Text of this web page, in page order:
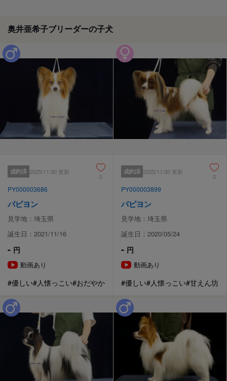
奥井亜希子ブリーダーの子犬
成約済 2025/11/30 更新
0
PY000003686
パピヨン
見学地：埼玉県
誕生日：2021/11/16
- 円
動画あり
#優しい#人懐っこい#おだやか
成約済 2025/11/30 更新
0
PY000003899
パピヨン
見学地：埼玉県
誕生日：2020/05/24
- 円
動画あり
#優しい#人懐っこい#甘えん坊